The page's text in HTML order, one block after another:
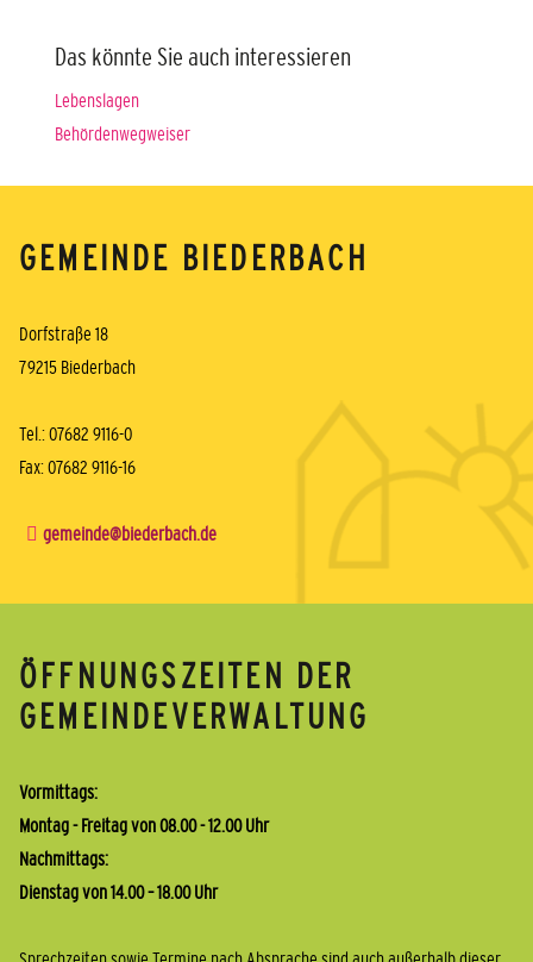
Das könnte Sie auch interessieren
Lebenslagen
Behördenwegweiser
GEMEINDE BIEDERBACH
Dorfstraße 18
79215 Biederbach
Tel.: 07682 9116-0
Fax: 07682 9116-16
gemeinde@biederbach.de
ÖFFNUNGSZEITEN DER
GEMEINDEVERWALTUNG
Vormittags:
Montag - Freitag von 08.00 - 12.00 Uhr
Nachmittags:
Dienstag von 14.00 – 18.00 Uhr